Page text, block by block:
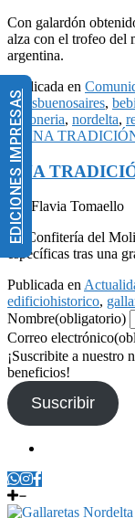
Con galardón
alza con el trofeo del
argentina.
Publicada en
baresbuenosaires,
gintoneria, nordelta,
UNA
Por Flavia Tomaello
La Confitería del
específicas tras una
Publicada en
edificiohistorico,
Nombre(obligatorio)
Correo electrónico
¡Suscribite a nuestro
beneficios!
Suscribir
EDICIONES IMPRESAS